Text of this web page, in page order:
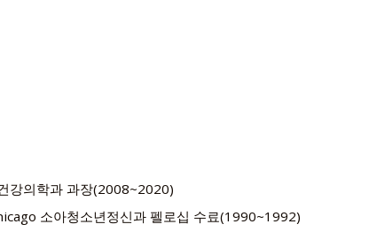
강의학과 과장(2008~2020)
소아청소년정신과 펠로십 수료(1990~1992)